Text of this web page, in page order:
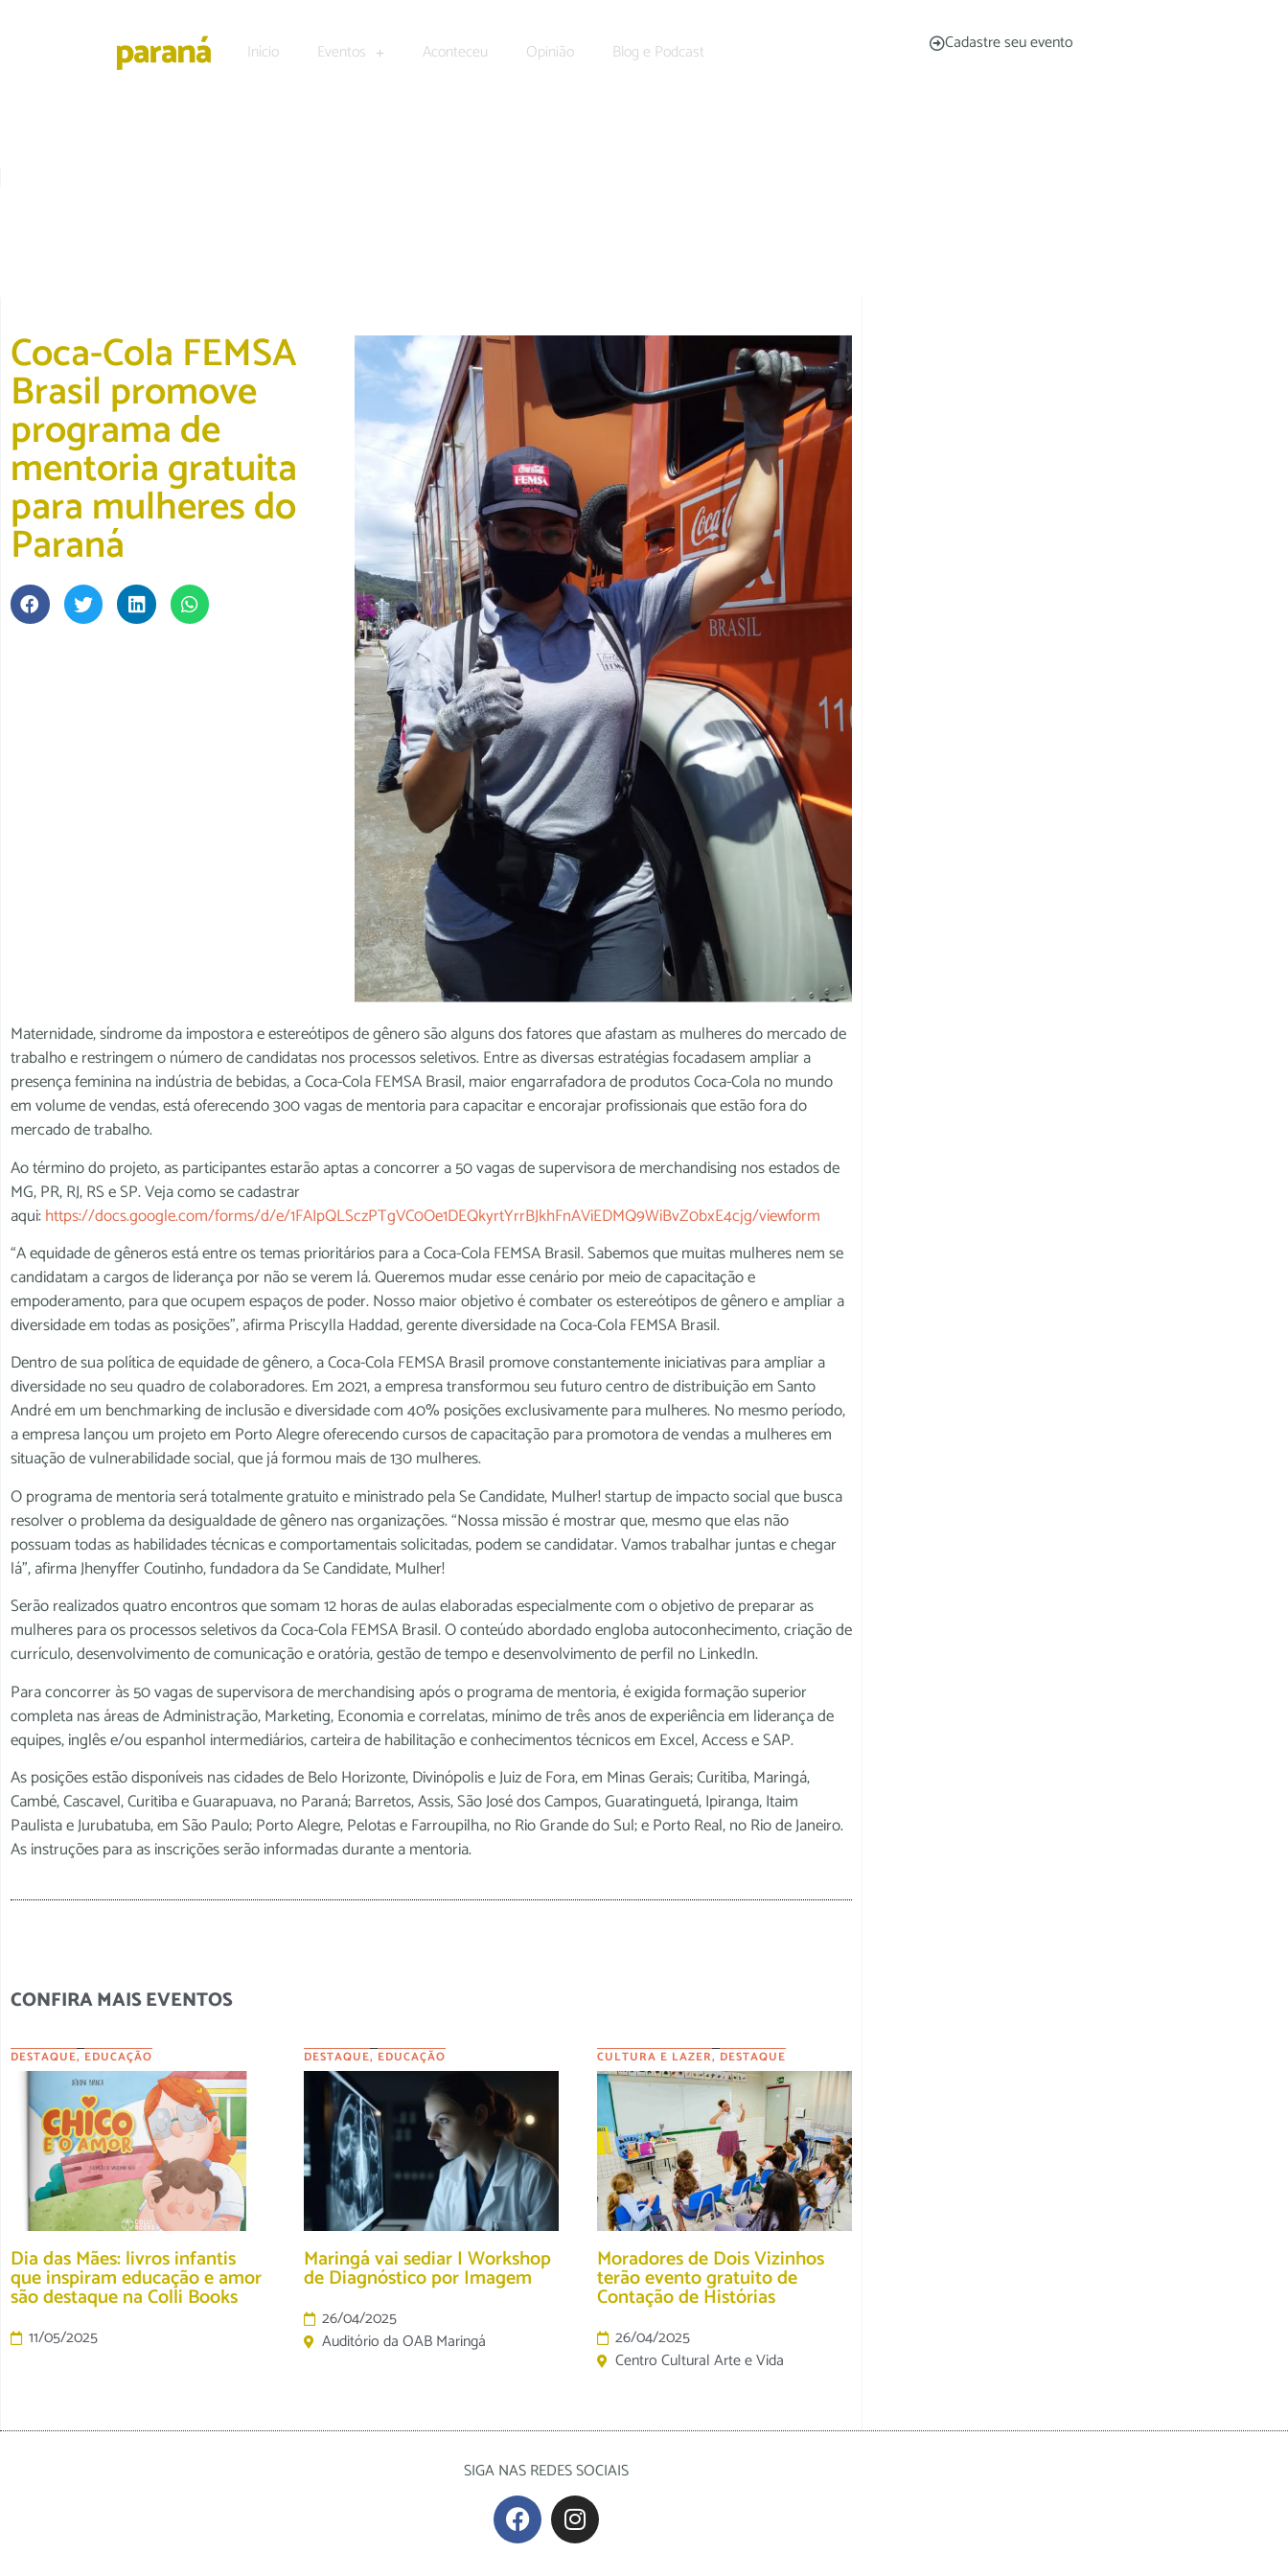
Início Eventos Aconteceu Opinião Blog e Podcast Cadastre seu evento
Coca-Cola FEMSA
Brasil promove
programa de
mentoria gratuita
para mulheres do
Paraná
Maternidade, síndrome da impostora e estereótipos de gênero são alguns dos fatores que afastam as mulheres do mercado de
trabalho e restringem o número de candidatas nos processos seletivos. Entre as diversas estratégias focadasem ampliar a
presença feminina na indústria de bebidas, a Coca-Cola FEMSA Brasil, maior engarrafadora de produtos Coca-Cola no mundo
em volume de vendas, está oferecendo 300 vagas de mentoria para capacitar e encorajar profissionais que estão fora do
mercado de trabalho.
Ao término do projeto, as participantes estarão aptas a concorrer a 50 vagas de supervisora de merchandising nos estados de
MG, PR, RJ, RS e SP. Veja como se cadastrar
aqui:https://docs.google.com/forms/d/e/1FAIpQLSczPTgVC0Oe1DEQkyrtYrrBJkhFnAViEDMQ9WiBvZ0bxE4cjg/viewform
“A equidade de gêneros está entre os temas prioritários para a Coca-Cola FEMSA Brasil. Sabemos que muitas mulheres nem se
candidatam a cargos de liderança por não se verem lá. Queremos mudar esse cenário por meio de capacitação e
empoderamento, para que ocupem espaços de poder. Nosso maior objetivo é combater os estereótipos de gênero e ampliar a
diversidade em todas as posições”, afirma Priscylla Haddad, gerente diversidade na Coca-Cola FEMSA Brasil.
Dentro de sua política de equidade de gênero, a Coca-Cola FEMSA Brasil promove constantemente iniciativas para ampliar a
diversidade no seu quadro de colaboradores. Em 2021, a empresa transformou seu futuro centro de distribuição em Santo
André em um benchmarking de inclusão e diversidade com 40% posições exclusivamente para mulheres. No mesmo período,
a empresa lançou um projeto em Porto Alegre oferecendo cursos de capacitação para promotora de vendas a mulheres em
situação de vulnerabilidade social, que já formou mais de 130 mulheres.
O programa de mentoria será totalmente gratuito e ministrado pela Se Candidate, Mulher! startup de impacto social que busca
resolver o problema da desigualdade de gênero nas organizações. “Nossa missão é mostrar que, mesmo que elas não
possuam todas as habilidades técnicas e comportamentais solicitadas, podem se candidatar. Vamos trabalhar juntas e chegar
lá”, afirma Jhenyffer Coutinho, fundadora da Se Candidate, Mulher!
Serão realizados quatro encontros que somam 12 horas de aulas elaboradas especialmente com o objetivo de preparar as
mulheres para os processos seletivos da Coca-Cola FEMSA Brasil. O conteúdo abordado engloba autoconhecimento, criação de
currículo, desenvolvimento de comunicação e oratória, gestão de tempo e desenvolvimento de perfil no LinkedIn.
Para concorrer às 50 vagas de supervisora de merchandising após o programa de mentoria, é exigida formação superior
completa nas áreas de Administração, Marketing, Economia e correlatas, mínimo de três anos de experiência em liderança de
equipes, inglês e/ou espanhol intermediários, carteira de habilitação e conhecimentos técnicos em Excel, Access e SAP.
As posições estão disponíveis nas cidades de Belo Horizonte, Divinópolis e Juiz de Fora, em Minas Gerais; Curitiba, Maringá,
Cambé, Cascavel, Curitiba e Guarapuava, no Paraná; Barretos, Assis, São José dos Campos, Guaratinguetá, Ipiranga, Itaim
Paulista e Jurubatuba, em São Paulo; Porto Alegre, Pelotas e Farroupilha, no Rio Grande do Sul; e Porto Real, no Rio de Janeiro.
As instruções para as inscrições serão informadas durante a mentoria.
CONFIRA MAIS EVENTOS
DESTAQUE, EDUCAÇÃO
Dia das Mães: livros infantis
que inspiram educação e amor
são destaque na Colli Books
11/05/2025
DESTAQUE, EDUCAÇÃO
Maringá vai sediar I Workshop
de Diagnóstico por Imagem
26/04/2025
Auditório da OAB Maringá
CULTURA E LAZER, DESTAQUE
Moradores de Dois Vizinhos
terão evento gratuito de
Contação de Histórias
26/04/2025
Centro Cultural Arte e Vida
SIGA NAS REDES SOCIAIS